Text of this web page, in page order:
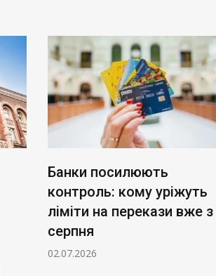
Банки посилюють
контроль: кому уріжуть
ліміти на перекази вже з
серпня
02.07.2026